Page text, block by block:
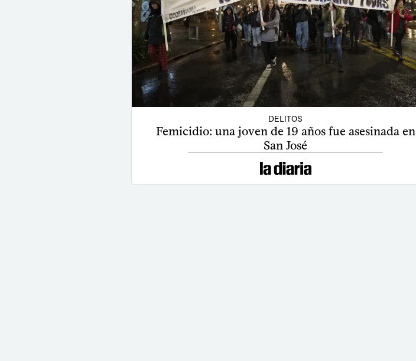
DELITOS
Femicidio: una joven de 19 años fue asesinada en
San José